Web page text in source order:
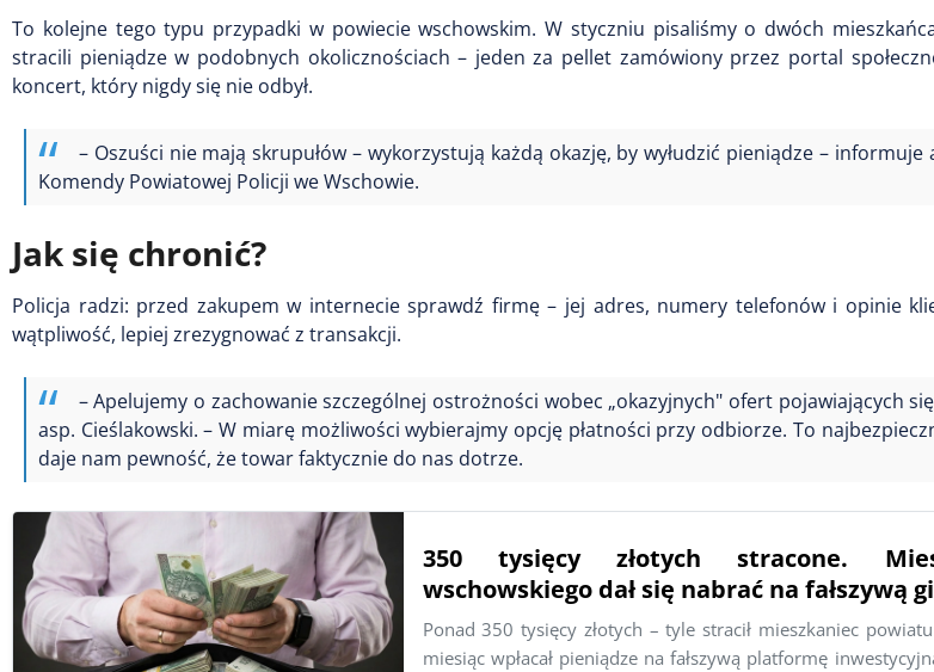
To kolejne tego typu przypadki w powiecie wschowskim. W styczniu pisaliśmy o dwóch
stracili pieniądze w podobnych okolicznościach – jeden za pellet zamówiony przez portal
koncert, który nigdy się nie odbył.
– Oszuści nie mają skrupułów – wykorzystują każdą okazję, by wyłudzić pieniądze – informuje
Komendy Powiatowej Policji we Wschowie.
Jak się chronić?
Policja radzi: przed zakupem w internecie sprawdź firmę – jej adres, numery telefonów i opinie
wątpliwość, lepiej zrezygnować z transakcji.
– Apelujemy o zachowanie szczególnej ostrożności wobec „okazyjnych" ofert pojawiających
asp. Cieślakowski. – W miarę możliwości wybierajmy opcję płatności przy odbiorze. To
daje nam pewność, że towar faktycznie do nas dotrze.
350 tysięcy złotych stracone.
wschowskiego dał się nabrać na fałszywą
Ponad 350 tysięcy złotych – tyle stracił mieszkaniec
miesiąc wpłacał pieniądze na fałszywą platformę